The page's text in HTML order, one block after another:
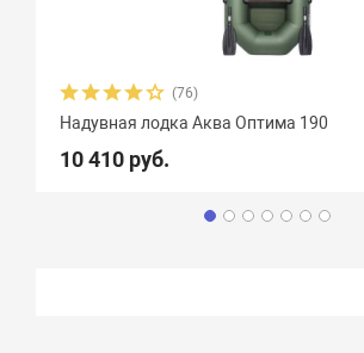
(76)
Надувная лодка Аква Оптима 190
10 410 руб.